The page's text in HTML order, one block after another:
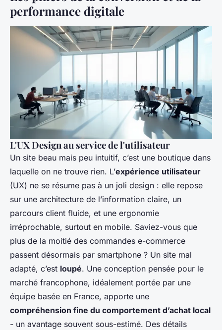
performance digitale
L'UX Design au service de l'utilisateur
Un site beau mais peu intuitif, c’est une boutique dans
laquelle on ne trouve rien. L’expérience utilisateur
(UX) ne se résume pas à un joli design : elle repose
sur une architecture de l’information claire, un
parcours client fluide, et une ergonomie
irréprochable, surtout en mobile. Saviez-vous que
plus de la moitié des commandes e-commerce
passent désormais par smartphone ? Un site mal
adapté, c’est loupé. Une conception pensée pour le
marché francophone, idéalement portée par une
équipe basée en France, apporte une
compréhension fine du comportement d’achat local
- un avantage souvent sous-estimé. Des détails